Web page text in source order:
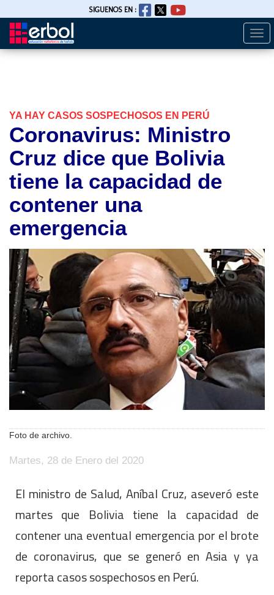
Pasar
SIGUENOS EN :
YA HAY CASOS SOSPECHOSOS EN PERÚ
Coronavirus: Ministro
Cruz dice que Bolivia
tiene la capacidad de
contener una
emergencia
Foto de archivo.
Martes, 28 de Enero del 2020
El ministro de Salud, Aníbal Cruz, aseveró este
martes que Bolivia tiene la capacidad de
contener una eventual emergencia por el brote
de coronavirus, que se generó en Asia y ya
reporta casos sospechosos en Perú.